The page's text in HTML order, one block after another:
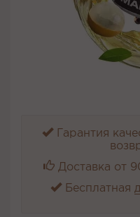
Гарантия
Доставка от
Бесплатная